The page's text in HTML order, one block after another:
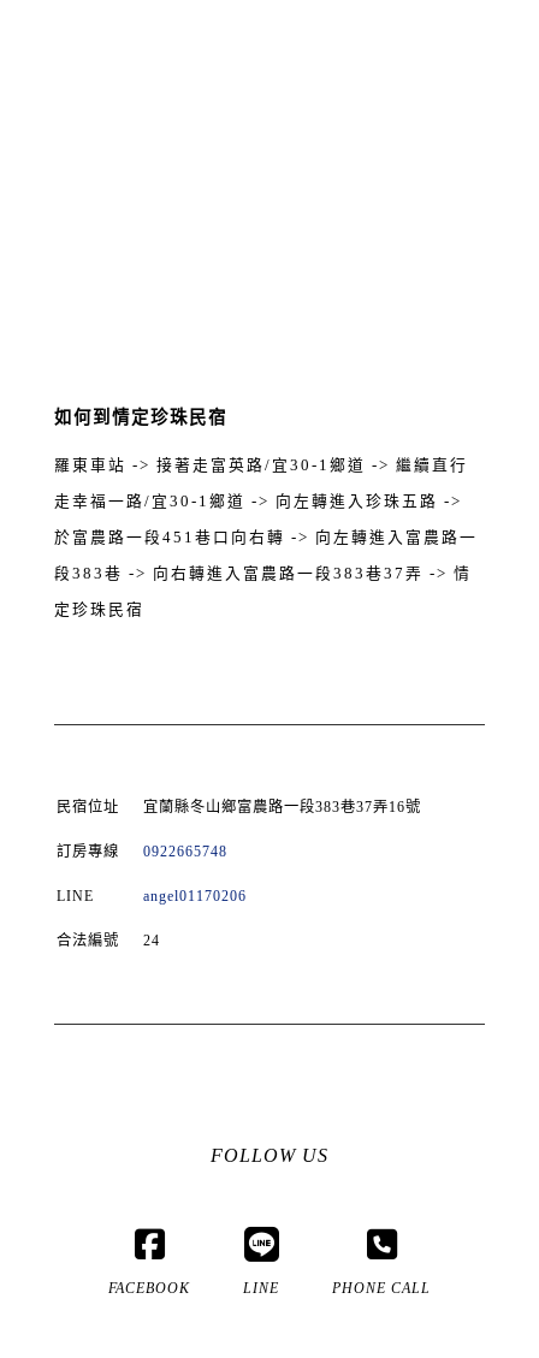
如何到情定珍珠民宿
羅東車站 -> 接著走富英路/宜30-1鄉道 -> 繼續直行
走幸福一路/宜30-1鄉道 -> 向左轉進入珍珠五路 ->
於富農路一段451巷口向右轉 -> 向左轉進入富農路一
段383巷 -> 向右轉進入富農路一段383巷37弄 -> 情
定珍珠民宿
民宿位址 宜蘭縣冬山鄉富農路一段383巷37弄16號
訂房專線 0922665748
LINE angel01170206
合法編號 24
FOLLOW US
FACEBOOK LINE PHONE CALL